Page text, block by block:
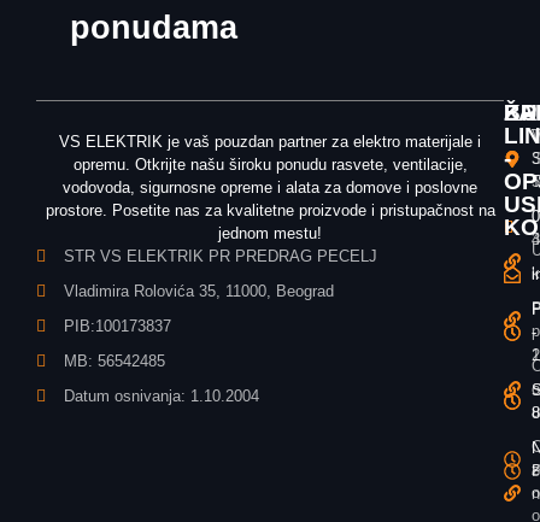
ponudama
VS ELEKTRIK je vaš pouzdan partner za elektro materijale i
opremu. Otkrijte našu široku ponudu rasvete, ventilacije,
vodovoda, sigurnosne opreme i alata za domove i poslovne
prostore. Posetite nas za kvalitetne proizvode i pristupačnost na
jednom mestu!
STR VS ELEKTRIK PR PREDRAG PECELJ
Vladimira Rolovića 35, 11000, Beograd
PIB:100173837
MB: 56542485
Datum osnivanja: 1.10.2004
-
-
-